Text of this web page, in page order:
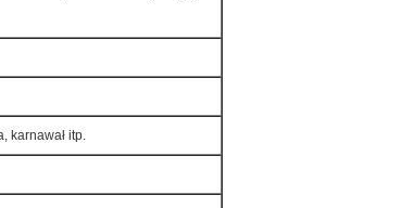
karnawał itp.